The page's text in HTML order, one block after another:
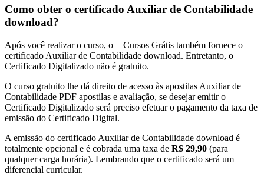
Como obter o certificado Auxiliar de Contabilidade
download?
Após você realizar o curso, o + Cursos Grátis também fornece o
certificado Auxiliar de Contabilidade download. Entretanto, o
Certificado Digitalizado não é gratuito.
O curso gratuito lhe dá direito de acesso às apostilas Auxiliar de
Contabilidade PDF apostilas e avaliação, se desejar emitir o
Certificado Digitalizado será preciso efetuar o pagamento da taxa de
emissão do Certificado Digital.
A emissão do certificado Auxiliar de Contabilidade download é
totalmente opcional e é cobrada uma taxa de R$ 29,90 (para
qualquer carga horária). Lembrando que o certificado será um
diferencial curricular.